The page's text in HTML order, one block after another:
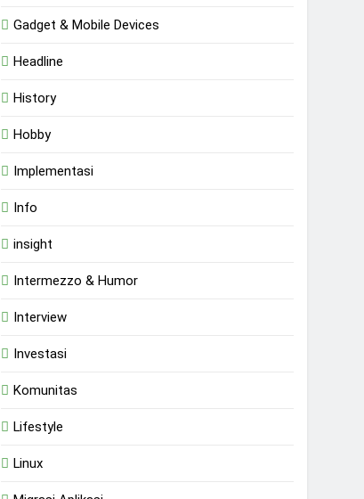
Gadget & Mobile Devices
Headline
History
Hobby
Implementasi
Info
insight
Intermezzo & Humor
Interview
Investasi
Komunitas
Lifestyle
Linux